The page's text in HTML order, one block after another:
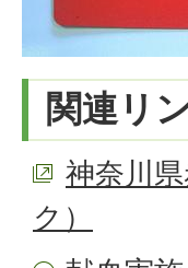
関連リ
神奈川
ク）